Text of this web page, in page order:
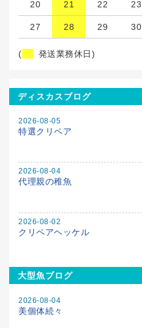
20 21 22 23
27 28 29 30
( 発送業務休日)
ディスカスブログ
2026-08-05
特選クリペア
2026-08-04
代理親の稚魚
2026-08-02
クリペアヘッケル
大型魚ブログ
2026-08-04
美個体続々